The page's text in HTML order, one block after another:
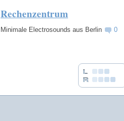
Rechenzentrum
Minimale Electrosounds aus Berlin 0